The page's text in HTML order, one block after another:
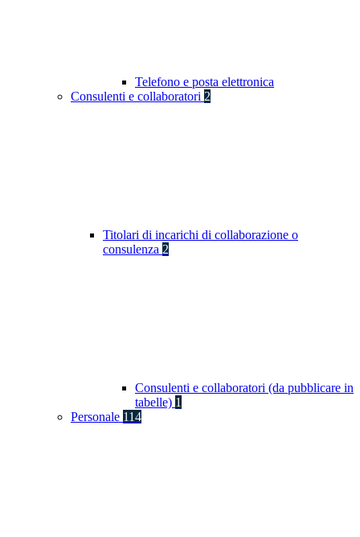
Telefono e posta elettronica
Consulenti e collaboratori 2
Titolari di incarichi di collaborazione o
consulenza 2
Consulenti e collaboratori (da pubblicare in
tabelle) 1
Personale 114